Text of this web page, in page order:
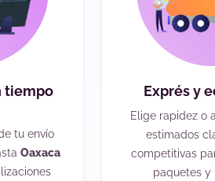
tiempo
tu envío
Oaxaca
Exprés y
Elige rapidez o
estimados
competitivas
paquetes y